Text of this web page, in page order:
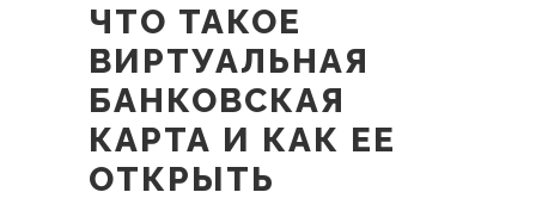
ЧТО ТАКОЕ
ВИРТУАЛЬНАЯ
БАНКОВСКАЯ
КАРТА И КАК ЕЕ
ОТКРЫТЬ